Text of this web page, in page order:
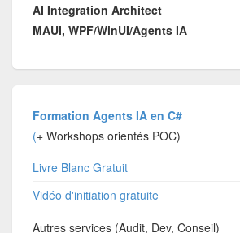
AI Integration Architect
MAUI, WPF/WinUI/Agents IA
Formation Agents IA en C#
(+ Workshops orientés POC)
Livre Blanc Gratuit
Vidéo d'initiation gratuite
Autres services (Audit, Dev, Conseil)